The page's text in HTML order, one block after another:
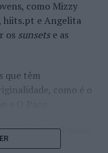
como Mizzy
hiits.pt e Angelita
os sunsetse as
que têm
como é o
habitual deste
dos